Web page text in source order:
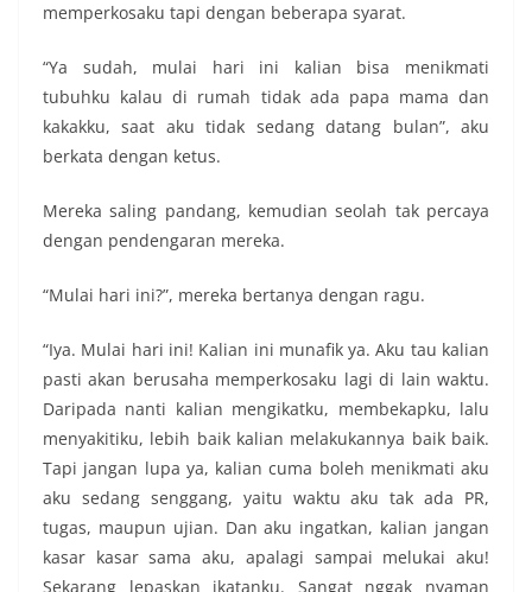
memperkosaku tapi dengan beberapa syarat.
“Ya sudah, mulai hari ini kalian bisa menikmati
tubuhku kalau di rumah tidak ada papa mama dan
kakakku, saat aku tidak sedang datang bulan”, aku
berkata dengan ketus.
Mereka saling pandang, kemudian seolah tak percaya
dengan pendengaran mereka.
“Mulai hari ini?”, mereka bertanya dengan ragu.
“Iya. Mulai hari ini! Kalian ini munafik ya. Aku tau kalian
pasti akan berusaha memperkosaku lagi di lain waktu.
Daripada nanti kalian mengikatku, membekapku, lalu
menyakitiku, lebih baik kalian melakukannya baik baik.
Tapi jangan lupa ya, kalian cuma boleh menikmati aku
aku sedang senggang, yaitu waktu aku tak ada PR,
tugas, maupun ujian. Dan aku ingatkan, kalian jangan
kasar kasar sama aku, apalagi sampai melukai aku!
Sekarang lepaskan ikatanku. Sangat nggak nyaman